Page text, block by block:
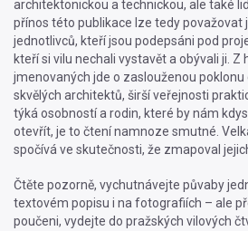
architektonickou a technickou, ale také
přínos této publikace lze tedy považovat
jednotlivců, kteří jsou podepsáni pod
kteří si vilu nechali vystavět a obývali ji. Z
jmenovaných jde o zaslouženou
skvělých architektů, širší veřejnosti
týká osobností a rodin, které by nám
otevřít, je to čtení namnoze smutné.
spočívá ve skutečnosti, že zmapoval
Čtěte pozorně, vychutnávejte půvaby
textovém popisu i na fotografiích – ale
poučeni, vydejte do pražských vilových